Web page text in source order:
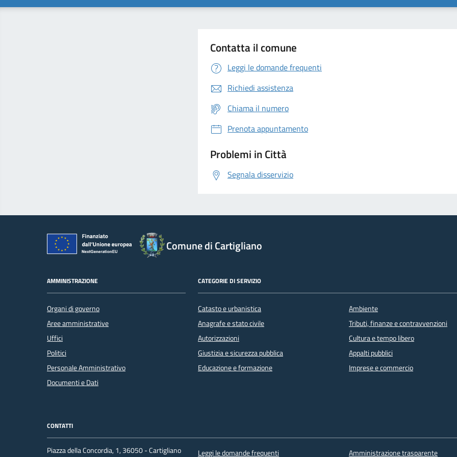
Contatta il comune
Leggi le domande frequenti
Richiedi assistenza
Chiama il numero
Prenota appuntamento
Problemi in Città
Segnala disservizio
Comune di Cartigliano
AMMINISTRAZIONE
Organi di governo
Aree amministrative
Uffici
Politici
Personale Amministrativo
Documenti e Dati
CATEGORIE DI SERVIZIO
Catasto e urbanistica
Anagrafe e stato civile
Autorizzazioni
Giustizia e sicurezza pubblica
Educazione e formazione
Ambiente
Tributi, finanze e contravvenzioni
Cultura e tempo libero
Appalti pubblici
Imprese e commercio
CONTATTI
Piazza della Concordia, 1, 36050 - Cartigliano
Leggi le domande frequenti Amministrazione trasparente